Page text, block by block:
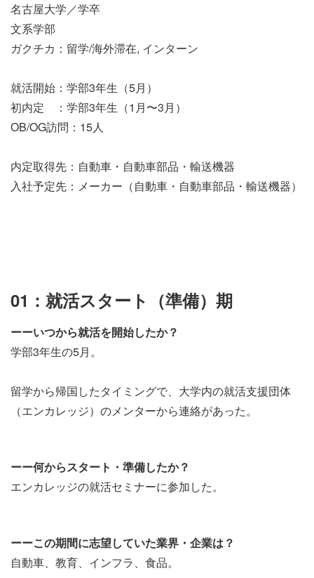
名古屋大学／学卒
文系学部
ガクチカ：留学/海外滞在, インターン
就活開始：学部3年生（5月）
初内定 ：学部3年生（1月〜3月）
OB/OG訪問：15人
内定取得先：自動車・自動車部品・輸送機器
入社予定先：メーカー（自動車・自動車部品・輸送機器）
01：就活スタート（準備）期
ーーいつから就活を開始したか？
学部3年生の5月。
留学から帰国したタイミングで、大学内の就活支援団体
（エンカレッジ）のメンターから連絡があった。
ーー何からスタート・準備したか？
エンカレッジの就活セミナーに参加した。
ーーこの期間に志望していた業界・企業は？
自動車、教育、インフラ、食品。